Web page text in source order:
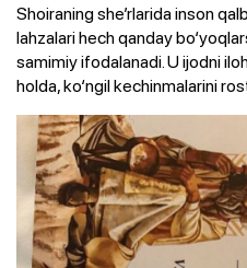
Shoiraning she’rlarida inson
lahzalari hech qanday
samimiy ifodalanadi. U ijodni
holda, ko‘ngil kechinmalarini